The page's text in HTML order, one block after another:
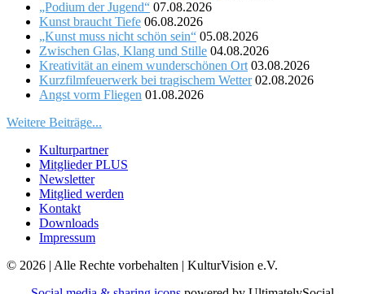
„Podium der Jugend“ 07.08.2026
Kunst braucht Tiefe 06.08.2026
„Kunst muss nicht schön sein“ 05.08.2026
Zwischen Glas, Klang und Stille 04.08.2026
Kreativität an einem wunderschönen Ort 03.08.2026
Kurzfilmfeuerwerk bei tragischem Wetter 02.08.2026
Angst vorm Fliegen 01.08.2026
Weitere Beiträge...
Kulturpartner
Mitglieder PLUS
Newsletter
Mitglied werden
Kontakt
Downloads
Impressum
© 2026 | Alle Rechte vorbehalten | KulturVision e.V.